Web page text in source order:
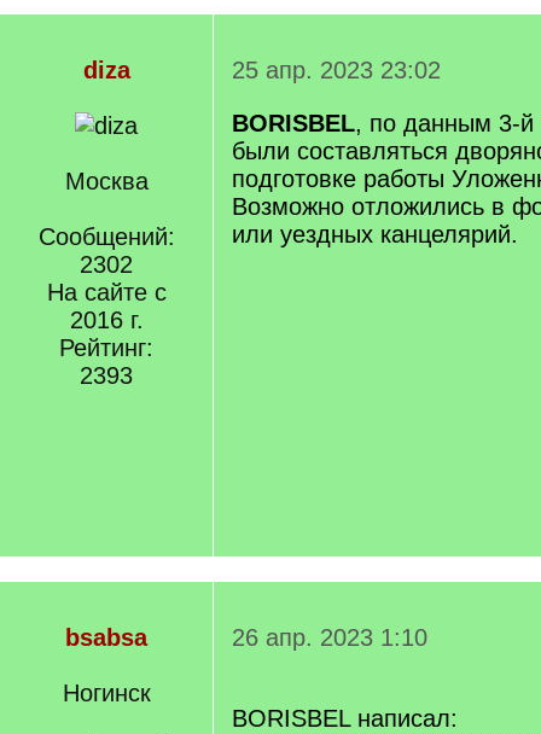
diza
Москва
Сообщений:
2302
На сайте с
2016 г.
Рейтинг:
2393
25 апр. 2023 23:02
BORISBEL, по данным 3-й
были составляться
подготовке работы
Возможно отложились в
или уездных канцелярий.
bsabsa
Ногинск
26 апр. 2023 1:10
BORISBEL написал: